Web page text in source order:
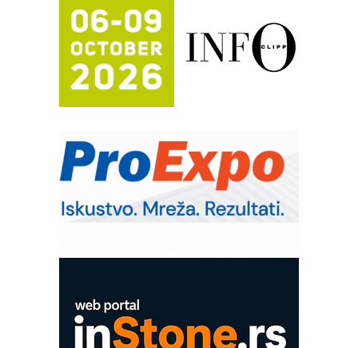
Potpuna efikasnost bez složenih
sistema
Trajna oznaka kao dugoročna korist
Bezbednost na prvom mestu!
IB BLUMENAUER - više od 40 godina
COMBYPACK
RMQ-TITAN ADVANCED INDICATOR
– Pametna signalizacija za efikasnije
upravljanje mašinama
Sigurnije ispitivanje transformatora u
EVOKS Maintenance Management
na viši nivo
Detekcija različitih oblika